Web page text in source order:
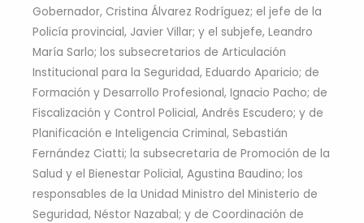
Gobernador, Cristina Álvarez Rodríguez; el jefe de la
Policía provincial, Javier Villar; y el subjefe, Leandro
María Sarlo; los subsecretarios de Articulación
Institucional para la Seguridad, Eduardo Aparicio; de
Formación y Desarrollo Profesional, Ignacio Pacho; de
Fiscalización y Control Policial, Andrés Escudero; y de
Planificación e Inteligencia Criminal, Sebastián
Fernández Ciatti; la subsecretaria de Promoción de la
Salud y el Bienestar Policial, Agustina Baudino; los
responsables de la Unidad Ministro del Ministerio de
Seguridad, Néstor Nazabal; y de Coordinación de